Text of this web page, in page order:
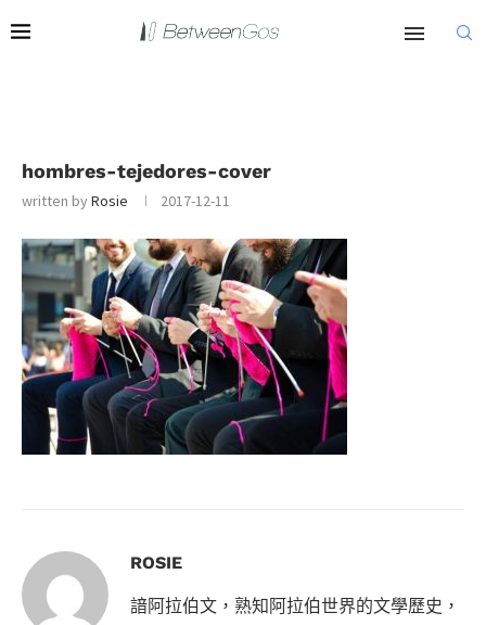
hombres-tejedores-cover
written byRosie 2017-12-11
ROSIE
諳阿拉伯文，熟知阿拉伯世界的文學歷史，